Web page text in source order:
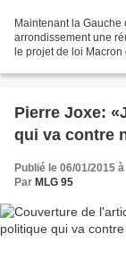
Maintenant la
arrondissement une
le projet de loi
Pierre Joxe:
qui va contre
Publié le 06/01/2015
Par MLG 95